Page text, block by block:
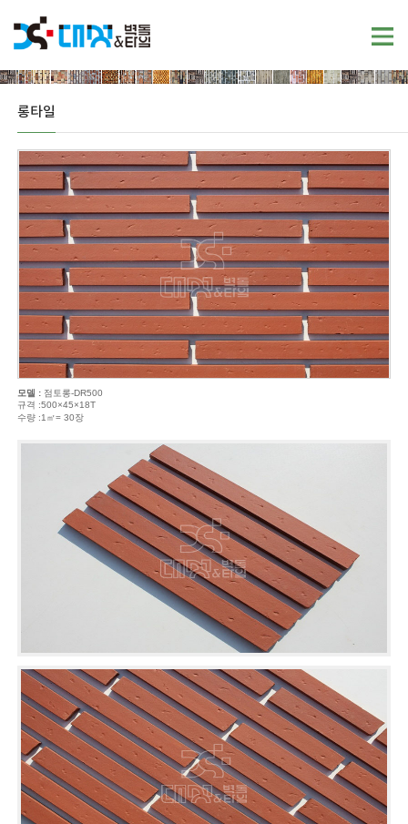
롱타일
모델 : 점토롱-DR500
규격 :500×45×18T
수량 :1㎡= 30장